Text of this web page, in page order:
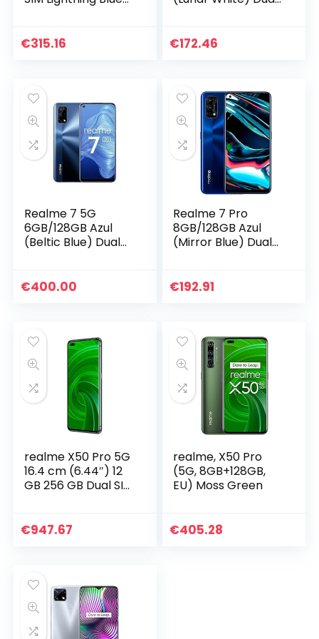
Android 10, 64MP
€315.16 €172.46
Realme 7 5G
6GB/128GB Azul
(Beltic Blue) Dual
€400.00
Realme 7 Pro
8GB/128GB Azul
(Mirror Blue) Dual
€192.91
realme X50 Pro 5G
16.4 cm (6.44″) 12
GB 256 GB Dual SIM
mAh – realme X50
10.0, Green
€947.67
realme, X50 Pro
(5G, 8GB+128GB,
EU) Moss Green
€405.28